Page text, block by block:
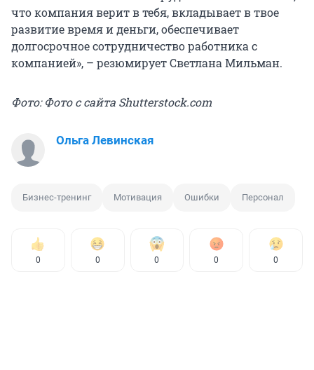
что компания верит в тебя, вкладывает в твое
развитие время и деньги, обеспечивает
долгосрочное сотрудничество работника с
компанией», – резюмирует Светлана Мильман.
Фото: Фото с сайта Shutterstock.com
Ольга Левинская
Бизнес-тренинг Мотивация Ошибки Персонал
0 0 0 0 0